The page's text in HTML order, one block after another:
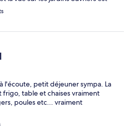
dans cet hôtel bien volontiers.
et votre gentillesse.
l'écoute, petit déjeuner sympa. La
table et chaises vraiment
poules etc... vraiment